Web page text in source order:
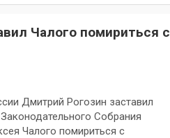
Чалого помириться с
Дмитрий Рогозин заставил
Собрания
Чалого помириться с